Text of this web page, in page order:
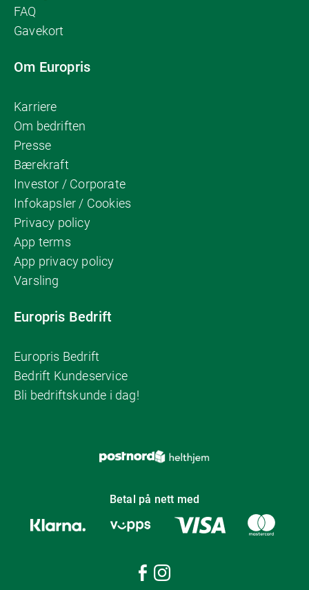
FAQ
Gavekort
Om Europris
Karriere
Om bedriften
Presse
Bærekraft
Investor / Corporate
Infokapsler / Cookies
Privacy policy
App terms
App privacy policy
Varsling
Europris Bedrift
Europris Bedrift
Bedrift Kundeservice
Bli bedriftskunde i dag!
Betal på nett med